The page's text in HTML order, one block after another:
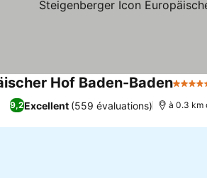
Hof Baden-Baden5
9,2Excellent (559 évaluations) à 0.3 km